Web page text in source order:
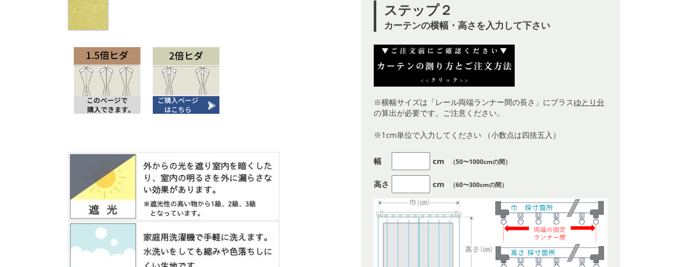
ステップ２
カーテンの横幅・高さを入力して下さい
※横幅サイズは「レール両端ランナー間の長さ」にプラスゆとり分
の算出が必要です。ご注意ください。
※1cm単位で入力してください （小数点は四捨五入）
幅 cm （50〜1000cmの間）
高さ cm （60〜300cmの間）